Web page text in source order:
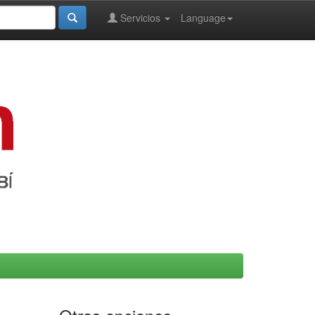
Language
Servicios